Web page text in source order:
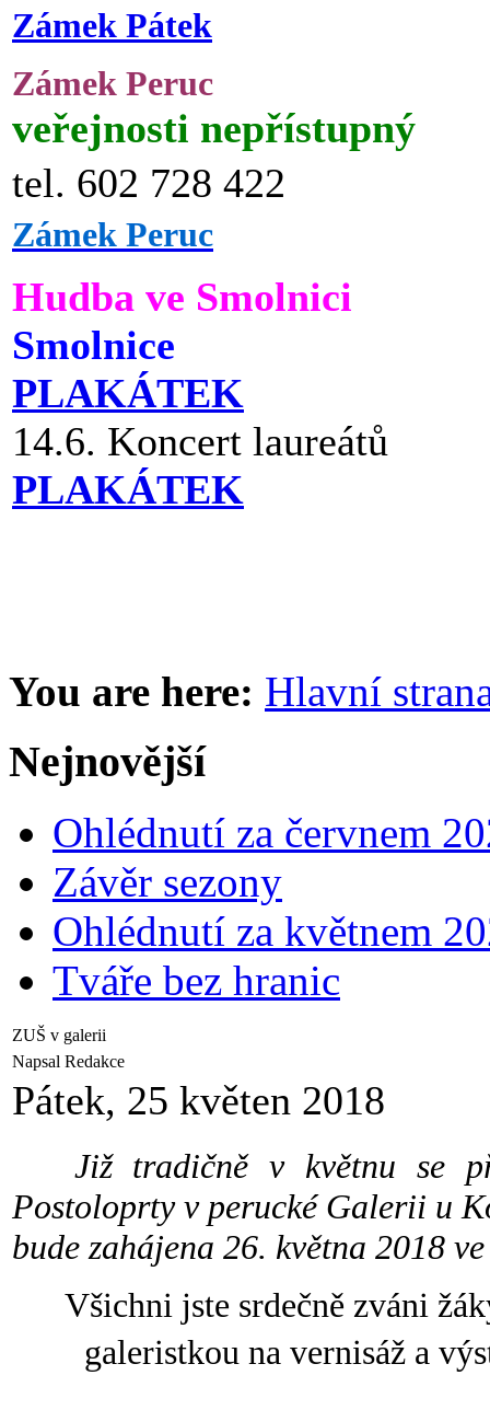
Zámek Pátek
Zámek Peruc
veřejnosti nepřístupný
tel. 602 728 422
Zámek Peruc
Hudba ve Smolnici
Smolnice
PLAKÁTEK
14.6. Koncert laureátů
PLAKÁTEK
You are here: Hlavní
Nejnovější
Ohlédnutí za červnem
Závěr sezony
Ohlédnutí za květnem
Tváře bez hranic
ZUŠ v galerii
Napsal Redakce
Pátek, 25 květen 2018
Již tradičně v květnu se
Postoloprty v perucké Galerii u
bude zahájena 26. května 2018
Všichni jste srdečně zváni
galeristkou na vernisáž a